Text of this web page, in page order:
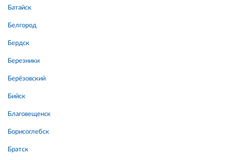
Батайск
Белгород
Бердск
Березники
Берёзовский
Бийск
Благовещенск
Борисоглебск
Братск